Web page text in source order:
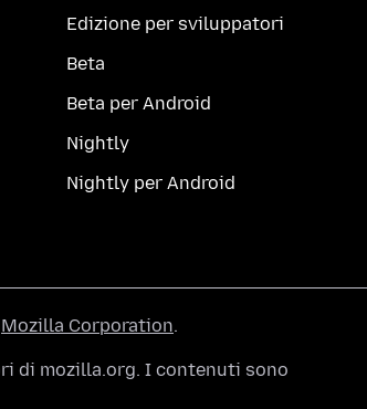
Edizione per sviluppatori
Beta
Beta per Android
Nightly
Nightly per Android
Mozilla Corporation.
di mozilla.org. I contenuti sono